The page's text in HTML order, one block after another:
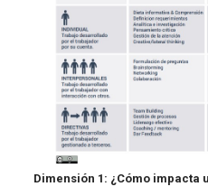
Dimensión 1: ¿Cómo impacta